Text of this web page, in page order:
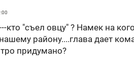
кто "съел овцу" ? Намек на
району....глава дает
придумано?